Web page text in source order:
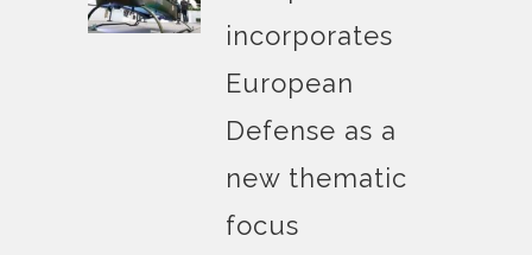
incorporates
European
Defense as a
new thematic
focus